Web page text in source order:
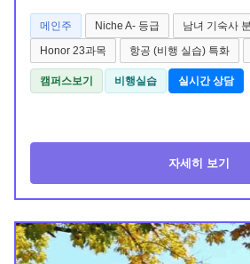
메인주 Niche A- 등급 남녀 기숙사
Honor 23과목
항공 (비행 실습) 특화
캠퍼스보기 비행실습 실시간 상담
자세히 보기